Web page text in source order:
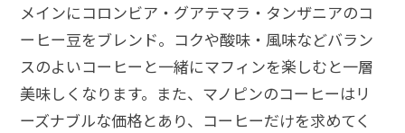
メインにコロンビア・グアテマラ・タンザニアのコ
ーヒー豆をブレンド。コクや酸味・風味などバラン
スのよいコーヒーと一緒にマフィンを楽しむと一層
美味しくなります。また、マノピンのコーヒーはリ
ーズナブルな価格とあり、コーヒーだけを求めてく